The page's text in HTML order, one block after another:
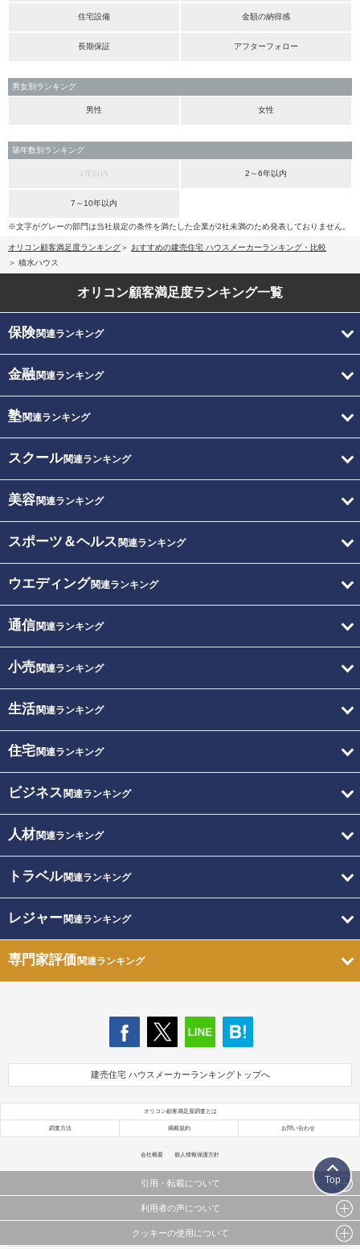
住宅設備 金額の納得感
長期保証 アフターフォロー
男女別ランキング
男性 女性
築年数別ランキング
1年以内 2～6年以内
7～10年以内
※文字がグレーの部門は当社規定の条件を満たした企業が2社未満のため発表しておりません。
オリコン顧客満足度ランキング
おすすめの建売住宅 ハウスメーカーランキング・比較
積水ハウス
オリコン顧客満足度ランキング一覧
保険関連ランキング
金融関連ランキング
塾関連ランキング
スクール関連ランキング
美容関連ランキング
スポーツ＆ヘルス 関連ランキング
ウエディング関連ランキング
通信関連ランキング
小売関連ランキング
生活関連ランキング
住宅関連ランキング
ビジネス 関連ランキング
人材関連ランキング
トラベル関連ランキング
レジャー関連ランキング
専門家評価関連ランキング
建売住宅 ハウスメーカーランキングトップへ
オリコン顧客満足度調査とは
調査方法 掲載規約 お問い合わせ
会社概要 個人情報保護方針
引用・転載について
当サイトで公開されている情報（文字、写真、イラスト、画像データ等）及びこれらの配置・
これらの情報を権利者の許可なく無断転載・複製などの二次利用を行うことは固く禁じており
利用者の声について
当サイトに掲載している内容はすべてサービスの利用者が提出された見解・感想です。
クッキーの使用について
Top